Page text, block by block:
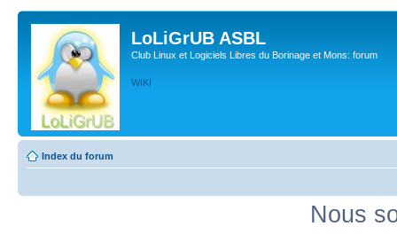
LoLiGrUB ASBL
Club Linux et Logiciels Libres du Borinage et Mons: forum
WIKI
Index du forum
Nous